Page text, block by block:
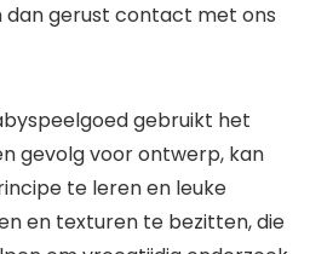
dan gerust contact met ons
gebruikt het
gevolg voor ontwerp, kan
te leren en leuke
en texturen te bezitten, die